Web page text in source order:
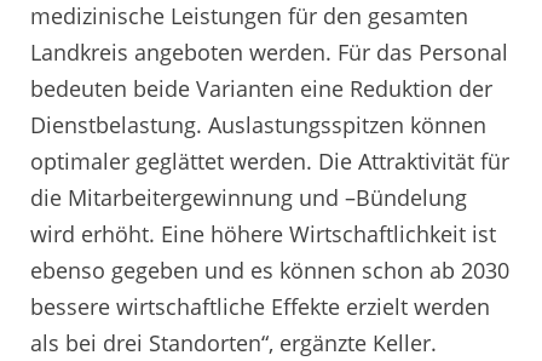
medizinische Leistungen für den gesamten
Landkreis angeboten werden. Für das Personal
bedeuten beide Varianten eine Reduktion der
Dienstbelastung. Auslastungsspitzen können
optimaler geglättet werden. Die Attraktivität für
die Mitarbeitergewinnung und –Bündelung
wird erhöht. Eine höhere Wirtschaftlichkeit ist
ebenso gegeben und es können schon ab 2030
bessere wirtschaftliche Effekte erzielt werden
als bei drei Standorten“, ergänzte Keller.